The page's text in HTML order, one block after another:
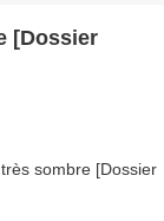
[Dossier